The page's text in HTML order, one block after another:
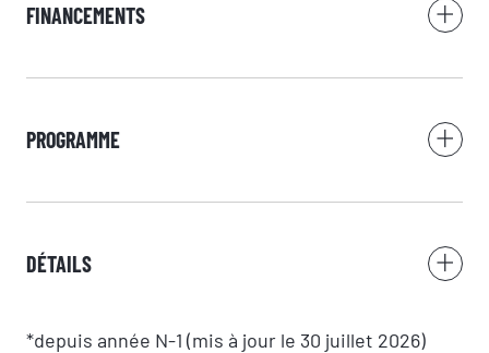
FINANCEMENTS
PROGRAMME
DÉTAILS
*depuis année N-1 (mis à jour le 30 juillet 2026)